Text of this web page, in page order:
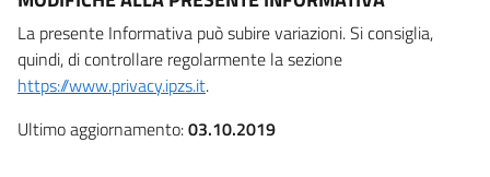
La presente Informativa può subire variazioni. Si consiglia,
quindi, di controllare regolarmente la sezione
https://www.privacy.ipzs.it.
Ultimo aggiornamento:03.10.2019